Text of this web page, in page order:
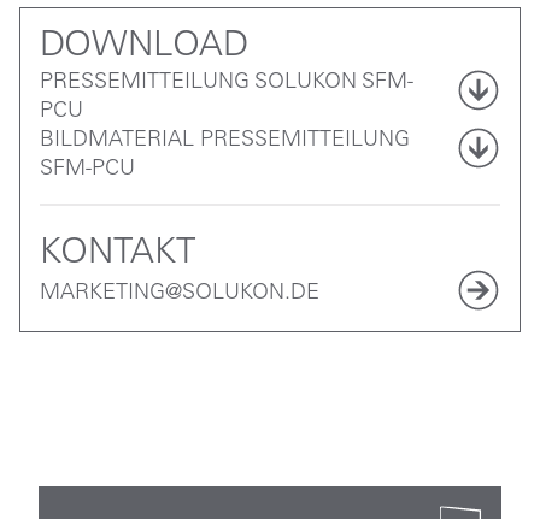
DOWNLOAD
PRESSEMITTEILUNG SOLUKON SFM-
PCU
BILDMATERIAL PRESSEMITTEILUNG
SFM-PCU
KONTAKT
MARKETING@SOLUKON.DE